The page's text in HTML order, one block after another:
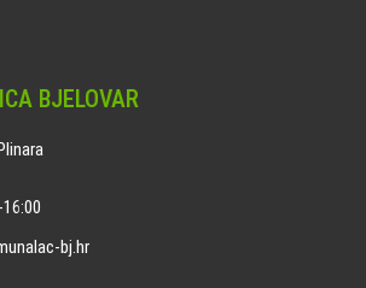
BJELOVAR
bj.hr